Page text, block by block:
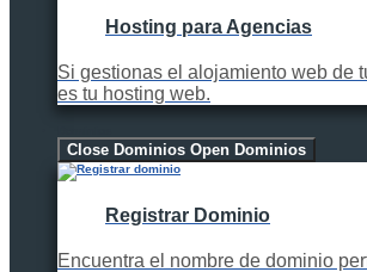
Hosting para Agencias
Si gestionas el alojamiento web de
es tu hosting web.
Close Dominios Open Dominios
Registrar Dominio
Encuentra el nombre de dominio